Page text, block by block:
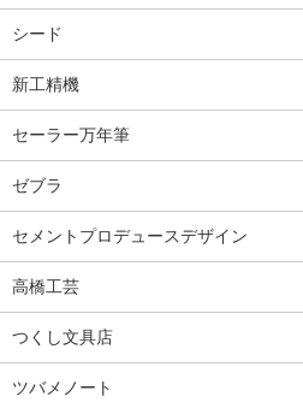
シード
新工精機
セーラー万年筆
ゼブラ
セメントプロデュースデザイン
高橋工芸
つくし文具店
ツバメノート